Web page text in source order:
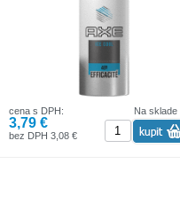
Na sklade
cena s DPH:
3,79 €
bez DPH 3,08 €